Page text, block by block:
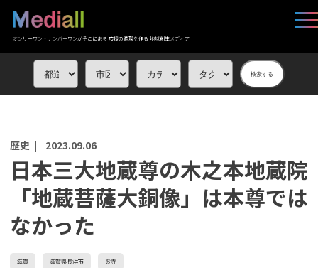
オンリーワン・ナンバーワンがそこにある 応援の循環を作る 地域創生メディア
検索する
歴史 | 2023.09.06
日本三大地蔵尊の木之本地蔵院
「地蔵菩薩大銅像」は本尊では
なかった
滋賀 滋賀県長浜市 お寺